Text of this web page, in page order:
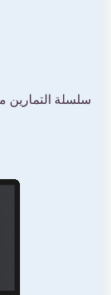
سلسلة التمارين